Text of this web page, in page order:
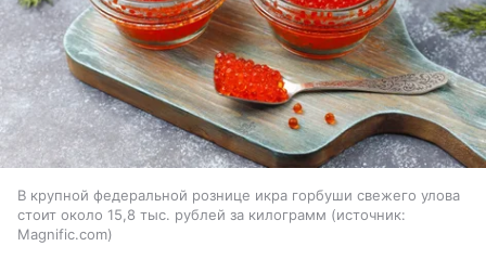
В крупной федеральной рознице икра горбуши свежего улова
стоит около 15,8 тыс. рублей за килограмм
источник:
Magnific.com